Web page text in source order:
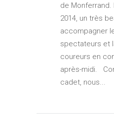
de
2014, un très
accompagner
spectateurs et
coureurs en
après-midi.
cadet, nous...